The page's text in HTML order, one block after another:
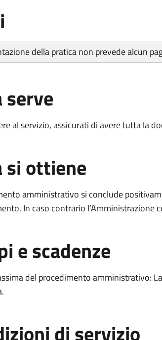
della pratica non prevede alcun
serve
al servizio, assicurati di avere tutta la
si ottiene
amministrativo si conclude
In caso contrario l’Amministrazione
e scadenze
del procedimento amministrativo:
di servizio